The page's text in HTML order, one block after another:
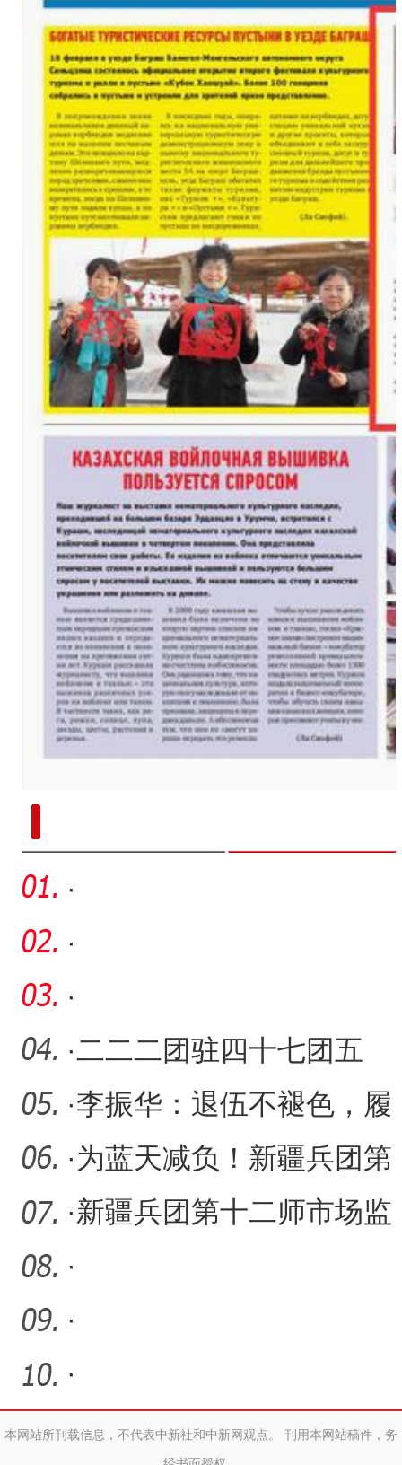
·
·
·
·二二二团驻四十七团五
连“访惠聚”工作队小记
·李振华：退伍不褪色，履
职建新功
·为蓝天减负！新疆兵团第
十二师住建局稳步推进清
洁
·新疆兵团第十二师市场监
管局开展涉老欺诈专项整
治
·
·
·
本网站所刊载信息，不代表中新社和中新网观点。 刊用本网站稿件，务